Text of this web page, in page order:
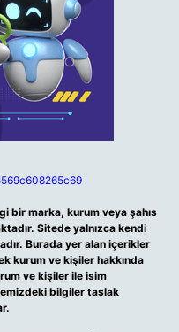
bir marka, kurum veya şahıs
Sitede yalnızca kendi
Burada yer alan içerikler
kurum ve kişiler hakkında
ve kişiler ile isim
bilgiler taslak